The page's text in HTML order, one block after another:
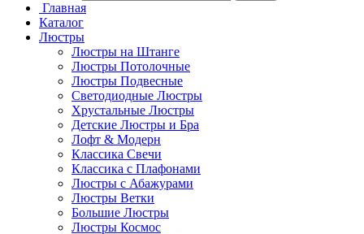
Главная
Каталог
Люстры
Люстры на Штанге
Люстры Потолочные
Люстры Подвесные
Светодиодные Люстры
Хрустальные Люстры
Детские Люстры и Бра
Лофт & Модерн
Классика Свечи
Классика с Плафонами
Люстры с Абажурами
Люстры Ветки
Большие Люстры
Люстры Космос